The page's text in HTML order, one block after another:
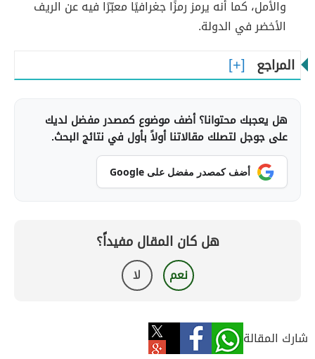
والأمل، كما أنه يرمز رمزًا جغرافيًا معبّرًا فيه عن الريف
الأخضر في الدولة.
المراجع
هل يعجبك محتوانا؟ أضف موضوع كمصدر مفضل لديك
على جوجل لتصلك مقالاتنا أولاً بأول في نتائج البحث.
أضف كمصدر مفضل على Google
هل كان المقال مفيداً؟
نعم لا
شارك المقالة